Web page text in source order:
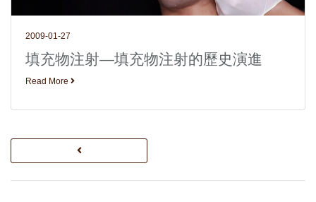
2009-01-27
填充物注射—填充物注射的歷史演進
Read More